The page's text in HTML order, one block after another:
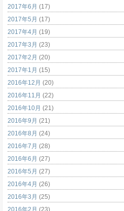
2017年6月 (17)
2017年5月 (17)
2017年4月 (19)
2017年3月 (23)
2017年2月 (20)
2017年1月 (15)
2016年12月 (20)
2016年11月 (22)
2016年10月 (21)
2016年9月 (21)
2016年8月 (24)
2016年7月 (28)
2016年6月 (27)
2016年5月 (27)
2016年4月 (26)
2016年3月 (25)